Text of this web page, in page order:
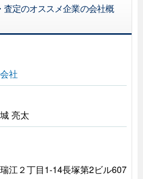
査定のオススメ企業の会社概
社
亮太
江２丁目1-14長塚第2ビル607